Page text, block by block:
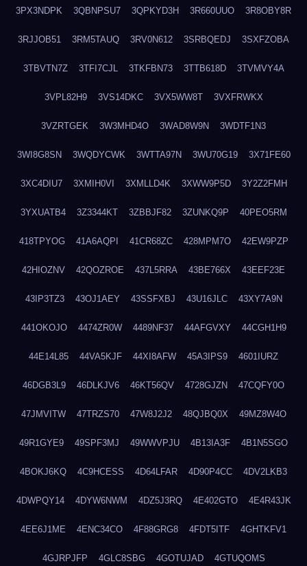
3PX3NDPK 3QBNPSU7 3QPKYD3H 3R660UUO 3R8OBY8R
3RJJOB51 3RM5TAUQ 3RV0N612 3SRBQEDJ 3SXFZOBA
3TBVTN7Z 3TFI7CJL 3TKFBN73 3TTB618D 3TVMVY4A
3VPL82H9 3VS14DKC 3VX5WW8T 3VXFRWKX
3VZRTGEK 3W3MHD4O 3WAD8W9N 3WDTF1N3
3WI8G8SN 3WQDYCWK 3WTTA97N 3WU70G19 3X71FE60
3XC4DIU7 3XMIH0VI 3XMLLD4K 3XWW9P5D 3Y2Z2FMH
3YXUATB4 3Z3344KT 3ZBBJF82 3ZUNKQ9P 40PEO5RM
418TPYOG 41A6AQPI 41CR68ZC 428MPM7O 42EW9PZP
42HIOZNV 42QOZROE 437L5RRA 43BE766X 43EEF23E
43IP3TZ3 43OJ1AEY 43SSFXBJ 43U16JLC 43XY7A9N
441OKOJO 4474ZR0W 4489NF37 44AFGVXY 44CGH1H9
44E14L85 44VA5KJF 44XI8AFW 45A3IPS9 4601IURZ
46DGB3L9 46DLKJV6 46KT56QV 4728GJZN 47CQFY0O
47JMVITW 47TRZS70 47W8J2J2 48QJBQ0X 49MZ8W4O
49R1GYE9 49SPF3MJ 49WWVPJU 4B13IA3F 4B1N5SGO
4BOKJ6KQ 4C9HCESS 4D64LFAR 4D90P4CC 4DV2LKB3
4DWPQY14 4DYW6NWM 4DZ5J3RQ 4E402GTO 4E4R43JK
4EE6J1ME 4ENC34CO 4F88GRG8 4FDT5ITF 4GHTKFV1
4GJRPJFP 4GLC8SBG 4GOTUJAD 4GTUQOMS